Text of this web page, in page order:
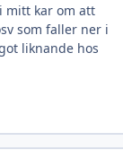
mitt kar om att
som faller ner i
liknande hos